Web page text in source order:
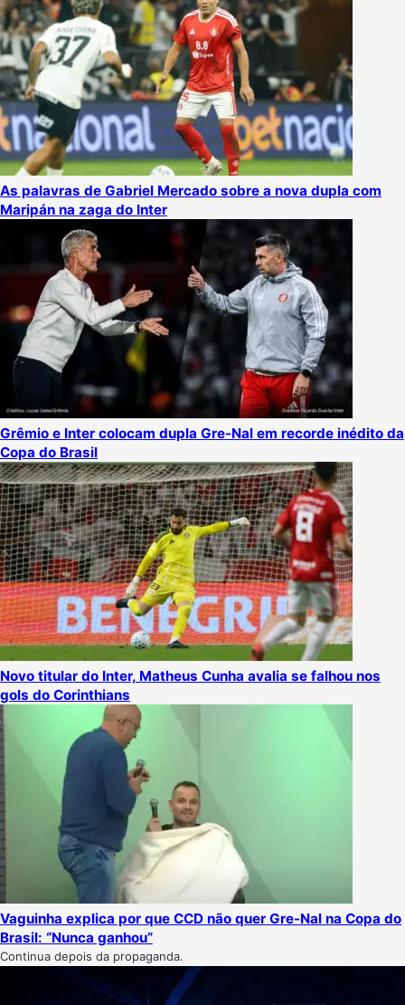
As palavras de Gabriel Mercado sobre a nova dupla com
Maripán na zaga do Inter
Grêmio e Inter colocam dupla Gre-Nal em recorde inédito da
Copa do Brasil
Novo titular do Inter, Matheus Cunha avalia se falhou nos
gols do Corinthians
Vaguinha explica por que CCD não quer Gre-Nal na Copa do
Brasil: “Nunca ganhou”
Continua depois da propaganda.